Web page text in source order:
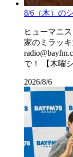
8/6（木）の
ヒューマニ
家のミラッ
で！ 【木曜
2026/8/6